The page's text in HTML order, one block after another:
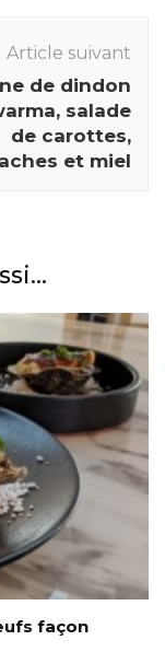
Article suivant
de dindon
salade
de carottes,
et miel
façon